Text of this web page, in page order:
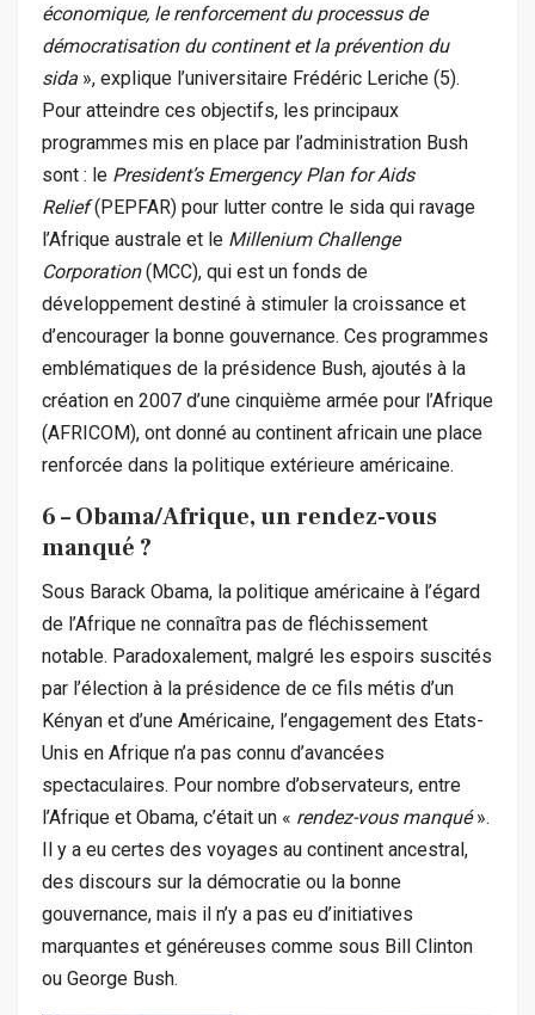
économique, le renforcement du processus de
démocratisation du continent et la prévention du
sida », explique l’universitaire Frédéric Leriche (5).
Pour atteindre ces objectifs, les principaux
programmes mis en place par l’administration Bush
sont : le President’s Emergency Plan for Aids
Relief(PEPFAR) pour lutter contre le sida qui ravage
l’Afrique australe et le Millenium Challenge
Corporation(MCC), qui est un fonds de
développement destiné à stimuler la croissance et
d’encourager la bonne gouvernance. Ces programmes
emblématiques de la présidence Bush, ajoutés à la
création en 2007 d’une cinquième armée pour l’Afrique
(AFRICOM), ont donné au continent africain une place
renforcée dans la politique extérieure américaine.
6 – Obama/Afrique, un rendez-vous
manqué ?
Sous Barack Obama, la politique américaine à l’égard
de l’Afrique ne connaîtra pas de fléchissement
notable. Paradoxalement, malgré les espoirs suscités
par l’élection à la présidence de ce fils métis d’un
Kényan et d’une Américaine, l’engagement des Etats-
Unis en Afrique n’a pas connu d’avancées
spectaculaires. Pour nombre d’observateurs, entre
l’Afrique et Obama, c’était un « rendez-vous manqué».
Il y a eu certes des voyages au continent ancestral,
des discours sur la démocratie ou la bonne
gouvernance, mais il n’y a pas eu d’initiatives
marquantes et généreuses comme sous Bill Clinton
ou George Bush.